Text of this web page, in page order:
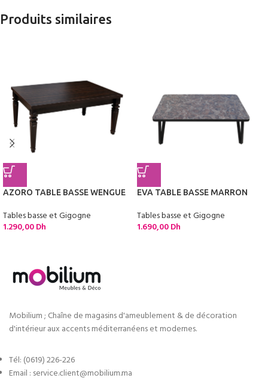
Produits similaires
AZORO TABLE BASSE WENGUE
Tables basse et Gigogne
1.290,00Dh
EVA TABLE BASSE MARRON
Tables basse et Gigogne
1.690,00Dh
Mobilium ; Chaîne de magasins d'ameublement & de décoration
d'intérieur aux accents méditerranéens et modernes.
Tél: (0619) 226-226
Email : service.client@mobilium.ma